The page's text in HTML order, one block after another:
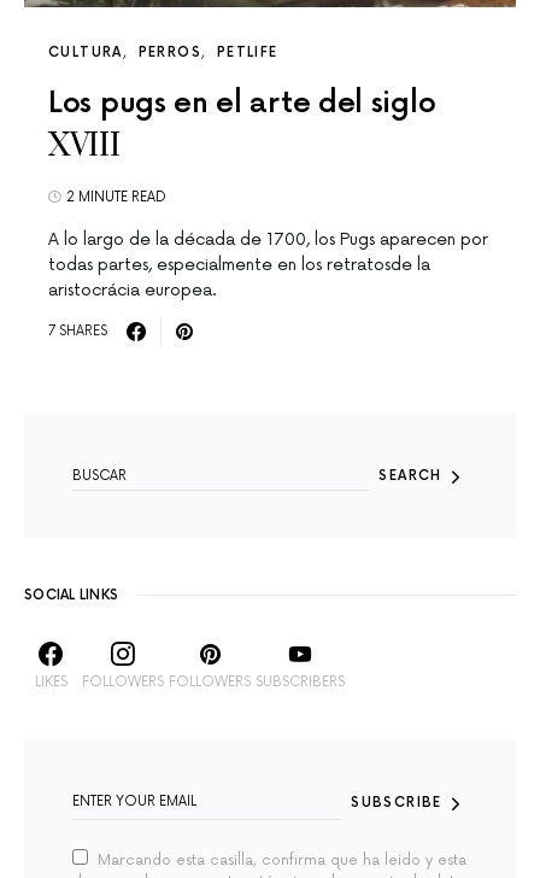
CULTURA PERROS PETLIFE
Los pugs en el arte del siglo
XVIII
2 MINUTE READ
A lo largo de la década de 1700, los Pugs aparecen por
todas partes, especialmente en los retratosde la
aristocrácia europea.
7 SHARES
SEARCH
SOCIAL LINKS
LIKES FOLLOWERS FOLLOWERS SUBSCRIBERS
SUBSCRIBE
Marcando esta casilla, confirma que ha leido y esta